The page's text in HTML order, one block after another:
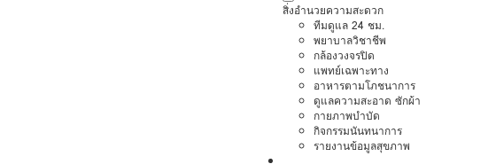
สิ่งอำนวยความสะดวก
ทีมดูแล 24 ชม.
พยาบาลวิชาชีพ
กล้องวงจรปิด
แพทย์เฉพาะทาง
อาหารตามโภชนาการ
ดูแลความสะอาด ซักผ้า
กายภาพบำบัด
กิจกรรมนันทนาการ
รายงานข้อมูลสุขภาพ